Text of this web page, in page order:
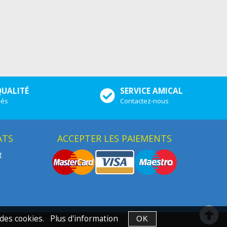
SERVICE AMICAL
Contactez-nous
ACCEPTER LES PAIEMENTS
cookies. Plus d'information